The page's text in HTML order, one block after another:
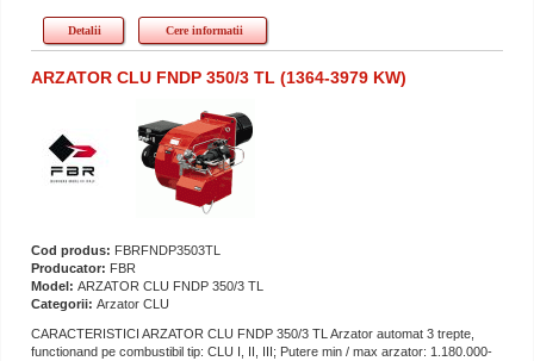
Detalii Cere informatii
ARZATOR CLU FNDP 350/3 TL (1364-3979 KW)
Cod produs: FBRFNDP3503TL
Producator: FBR
Model: ARZATOR CLU FNDP 350/3 TL
Categorii: Arzator CLU
CARACTERISTICI ARZATOR CLU FNDP 350/3 TL Arzator automat 3 trepte,
functionand pe combustibil tip: CLU I, II, III; Putere min / max arzator: 1.180.000-